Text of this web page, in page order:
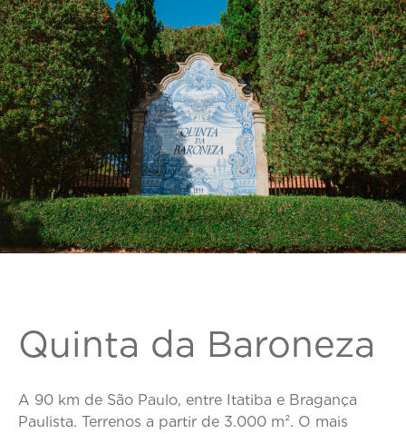
Quinta da Baroneza
A 90 km de São Paulo, entre Itatiba e Bragança
Paulista. Terrenos a partir de 3.000 m². O mais